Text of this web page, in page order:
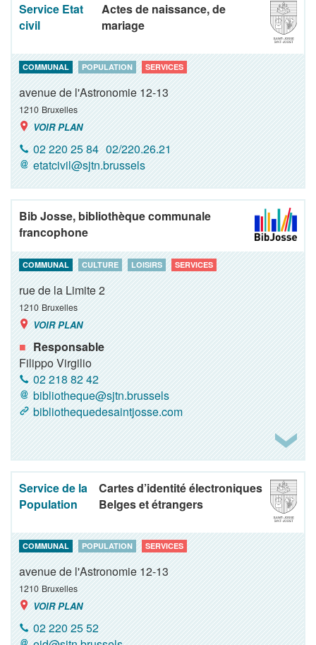
Service Etat
civil
Actes de naissance, de
mariage
COMMUNAL POPULATION SERVICES
avenue de l'Astronomie 12-13
1210 Bruxelles
VOIR PLAN
02 220 25 84 02/220.26.21
etatcivil@sjtn.brussels
Bib Josse, bibliothèque communale
francophone
COMMUNAL CULTURE LOISIRS SERVICES
rue de la Limite 2
1210 Bruxelles
VOIR PLAN
Responsable
Filippo Virgilio
02 218 82 42
bibliotheque@sjtn.brussels
bibliothequedesaintjosse.com
Service de la
Population
Cartes d’identité électroniques
Belges et étrangers
COMMUNAL POPULATION SERVICES
avenue de l'Astronomie 12-13
1210 Bruxelles
VOIR PLAN
02 220 25 52